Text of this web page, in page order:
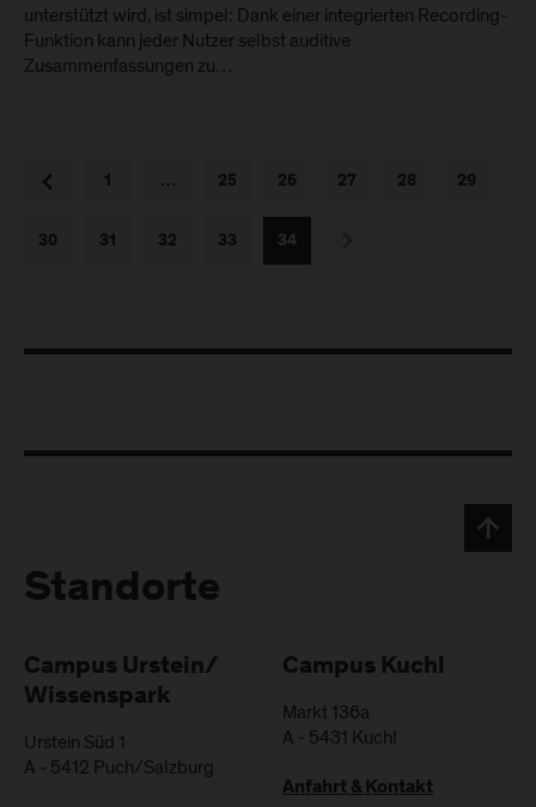
unterstützt wird, ist simpel: Dank einer integrierten Recording-
Funktion kann jeder Nutzer selbst auditive
Zusammenfassungen zu…
vorherige1 … 25 26 27 28 29
30 31 32 33 34
Standorte
Campus Urstein/
Wissenspark
Urstein Süd 1
A - 5412 Puch/Salzburg
Campus Kuchl
Markt 136a
A - 5431 Kuchl
Anfahrt & Kontakt